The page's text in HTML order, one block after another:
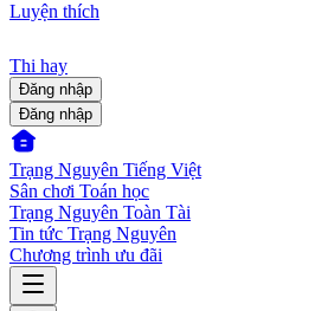
Luyện thích
Thi hay
Đăng nhập
Đăng nhập
Trạng Nguyên Tiếng Việt
Sân chơi Toán học
Trạng Nguyên Toàn Tài
Tin tức Trạng Nguyên
Chương trình ưu đãi